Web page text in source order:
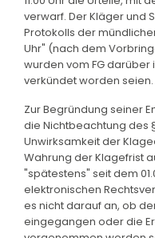
verwarf. Der Kläger und
Protokolls der
Uhr" (nach dem
wurden vom FG
verkündet worden seien.
Zur Begründung seiner
die Nichtbeachtung des
Unwirksamkeit der
Wahrung der Klagefrist
"spätestens" seit dem
elektronischen
es nicht darauf an, ob
eingegangen oder die